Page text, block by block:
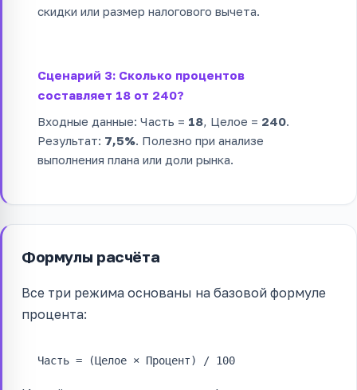
скидки или размер налогового вычета.
Сценарий 3: Сколько процентов
составляет 18 от 240?
Входные данные: Часть = 18, Целое = 240.
Результат: 7,5%. Полезно при анализе
выполнения плана или доли рынка.
Формулы расчёта
Все три режима основаны на базовой формуле
процента:
Часть = (Целое × Процент) / 100